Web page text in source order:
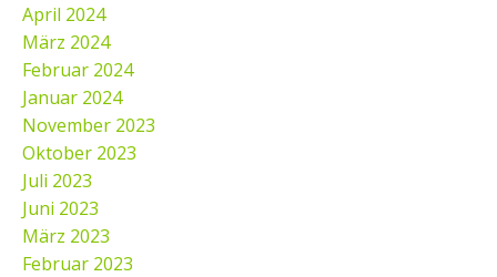
April 2024
März 2024
Februar 2024
Januar 2024
November 2023
Oktober 2023
Juli 2023
Juni 2023
März 2023
Februar 2023